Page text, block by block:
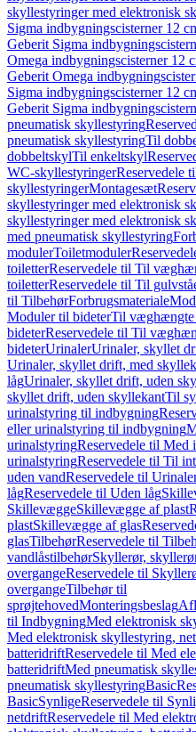
skyllestyringer med elektronisk
Sigma indbygningscisterner 12
Geberit Sigma
Omega indbygningscisterner 12
Geberit Omega
Sigma indbygningscisterner 12
Geberit Sigma
pneumatisk skyllestyring
pneumatisk skyllestyringTil
dobbeltskylTil enkeltskyl
WC-skyllestyringerReservedele
skyllestyringerMontagesæt
skyllestyringer med elektronisk
skyllestyringer med elektronisk
med pneumatisk skyllestyring
modulerToiletmoduler
toiletterReservedele til Til
toiletterReservedele til Til
til TilbehørForbrugsmateriale
Moduler til bideterTil væghængte
bideterReservedele til Til
bideterUrinalerUrinaler, skyllet
Urinaler, skyllet drift, med
lågUrinaler, skyllet drift, uden
skyllet drift, uden skyllekantTil
urinalstyring til indbygning
eller urinalstyring til indbygning
urinalstyringReservedele til Med
urinalstyringReservedele til Til
uden vandReservedele til
lågReservedele til Uden låg
SkillevæggeSkillevægge af plast
plastSkillevægge af glas
glasTilbehørReservedele til
vandlåstilbehørSkyllerør,
overgangeReservedele til
overgangeTilbehør til
sprøjtehovedMonteringsbeslag
til IndbygningMed elektronisk
Med elektronisk skyllestyring,
batteridriftReservedele til Med
batteridriftMed pneumatisk
pneumatisk skyllestyringBasic
BasicSynligeReservedele til
netdriftReservedele til Med